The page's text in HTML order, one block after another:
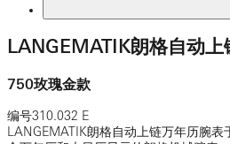
LANGEMATIK朗格自动
750玫瑰金款
编号310.032 E
LANGEMATIK朗格自动上链万年历腕